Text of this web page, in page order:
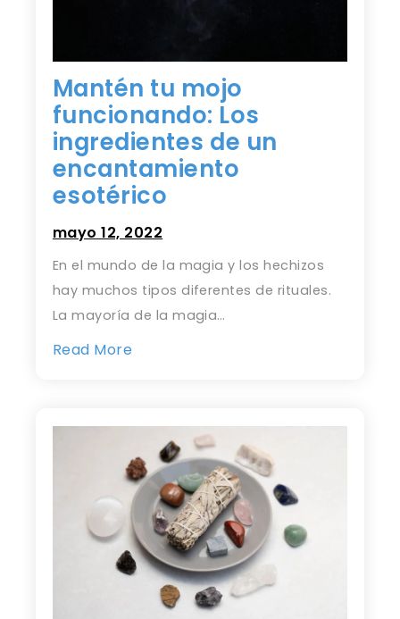
Mantén tu mojo
funcionando: Los
ingredientes de un
encantamiento
esotérico
mayo 12, 2022
En el mundo de la magia y los hechizos
hay muchos tipos diferentes de rituales.
La mayoría de la magia…
Read More